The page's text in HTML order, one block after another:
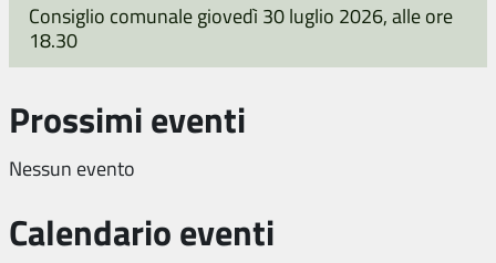
Consiglio comunale giovedì 30 luglio 2026, alle ore
18.30
Prossimi eventi
Nessun evento
Calendario eventi